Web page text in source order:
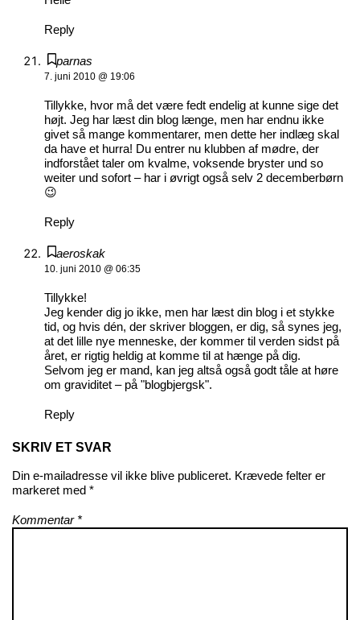
Reply
parnas
7. juni 2010 @ 19:06
Tillykke, hvor må det være fedt endelig at kunne sige det
højt. Jeg har læst din blog længe, men har endnu ikke
givet så mange kommentarer, men dette her indlæg skal
da have et hurra! Du entrer nu klubben af mødre, der
indforstået taler om kvalme, voksende bryster und so
weiter und sofort – har i øvrigt også selv 2 decemberbørn
😉
Reply
aeroskak
10. juni 2010 @ 06:35
Tillykke!
Jeg kender dig jo ikke, men har læst din blog i et stykke
tid, og hvis dén, der skriver bloggen, er dig, så synes jeg,
at det lille nye menneske, der kommer til verden sidst på
året, er rigtig heldig at komme til at hænge på dig.
Selvom jeg er mand, kan jeg altså også godt tåle at høre
om graviditet – på "blogbjergsk".
Reply
SKRIV ET SVAR
Din e-mailadresse vil ikke blive publiceret. Krævede felter er
markeret med *
Kommentar *